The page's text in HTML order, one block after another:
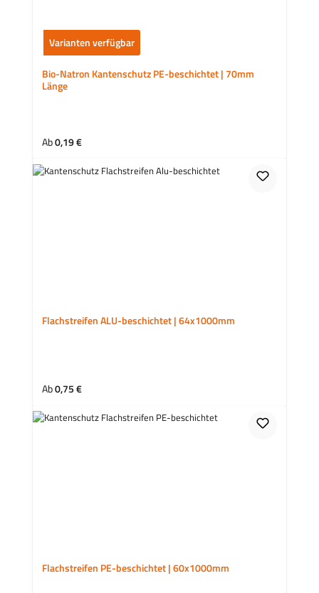
Varianten verfügbar
Bio-Natron Kantenschutz PE-beschichtet | 70mm
Länge
Regulärer Preis:
Ab0,19 €
Flachstreifen ALU-beschichtet | 64x1000mm
Regulärer Preis:
Ab0,75 €
Flachstreifen PE-beschichtet | 60x1000mm